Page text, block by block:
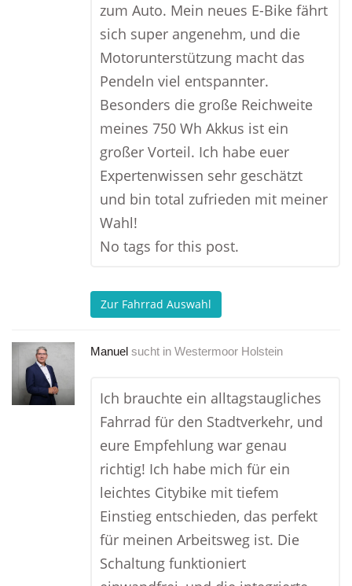
zum Auto. Mein neues E-Bike fährt
sich super angenehm, und die
Motorunterstützung macht das
Pendeln viel entspannter.
Besonders die große Reichweite
meines 750 Wh Akkus ist ein
großer Vorteil. Ich habe euer
Expertenwissen sehr geschätzt
und bin total zufrieden mit meiner
Wahl!
No tags for this post.
Zur Fahrrad Auswahl
Manuel sucht in Westermoor Holstein
Ich brauchte ein alltagstaugliches
Fahrrad für den Stadtverkehr, und
eure Empfehlung war genau
richtig! Ich habe mich für ein
leichtes Citybike mit tiefem
Einstieg entschieden, das perfekt
für meinen Arbeitsweg ist. Die
Schaltung funktioniert